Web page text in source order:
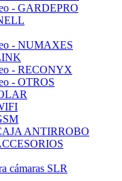
- GARDEPRO
- NUMAXES
- RECONYX
- OTROS
ANTIRROBO
cámaras SLR